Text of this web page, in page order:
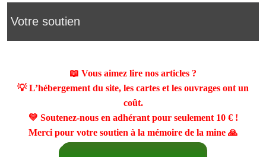
Votre soutien
📖 Vous aimez lire nos articles ?
💡 L’hébergement du site, les cartes et les ouvrages ont un
coût.
💛 Soutenez-nous en adhérant pour seulement 10 €!
Merci pour votre soutien à la mémoire de la mine 🙏